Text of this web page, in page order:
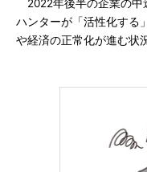
2022年後半の企業の中
ハンターが「活性化する
や経済の正常化が進む状